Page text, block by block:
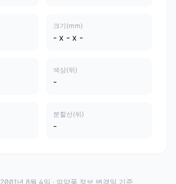
크기(mm)
- x - x -
색상(뒤)
-
분할선(뒤)
-
2001년 8월 4일 · 의약품 정보 변경일 기준